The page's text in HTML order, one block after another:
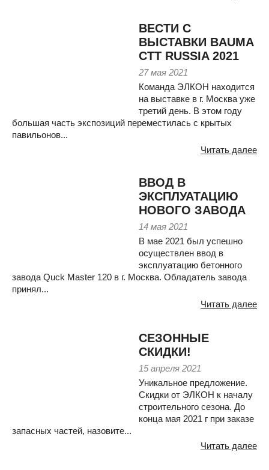
ВЕСТИ С
ВЫСТАВКИ BAUMA
СТТ RUSSIA 2021
27 мая 2021
Команда ЭЛКОН находится
на выставке в г. Москва уже
третий день. В этом году
большая часть экспозиций переместилась с крытых
павильонов...
Читать далее
ВВОД В
ЭКСПЛУАТАЦИЮ
НОВОГО ЗАВОДА
14 мая 2021
В мае 2021 был успешно
осуществлен ввод в
эксплуатацию бетонного
завода Quck Master 120 в г. Москва. Обладатель завода
принял...
Читать далее
СЕЗОННЫЕ
СКИДКИ!
15 апреля 2021
Уникальное предложение.
Скидки от ЭЛКОН к началу
строительного сезона. До
конца мая 2021 г при заказе
запасных частей, назовите...
Читать далее